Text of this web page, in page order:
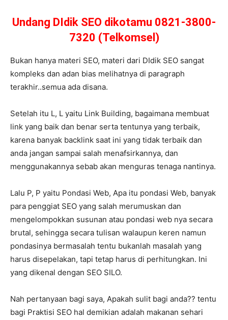
Undang DIdik SEO dikotamu 0821-3800-
7320 (Telkomsel)
Bukan hanya materi SEO, materi dari DIdik SEO sangat
kompleks dan adan bias melihatnya di paragraph
terakhir..semua ada disana.
Setelah itu L, L yaitu Link Building, bagaimana membuat
link yang baik dan benar serta tentunya yang terbaik,
karena banyak backlink saat ini yang tidak terbaik dan
anda jangan sampai salah menafsirkannya, dan
menggunakannya sebab akan menguras tenaga nantinya.
Lalu P, P yaitu Pondasi Web, Apa itu pondasi Web, banyak
para penggiat SEO yang salah merumuskan dan
mengelompokkan susunan atau pondasi web nya secara
brutal, sehingga secara tulisan walaupun keren namun
pondasinya bermasalah tentu bukanlah masalah yang
harus disepelakan, tapi tetap harus di perhitungkan. Ini
yang dikenal dengan SEO SILO.
Nah pertanyaan bagi saya, Apakah sulit bagi anda?? tentu
bagi Praktisi SEO hal demikian adalah makanan sehari